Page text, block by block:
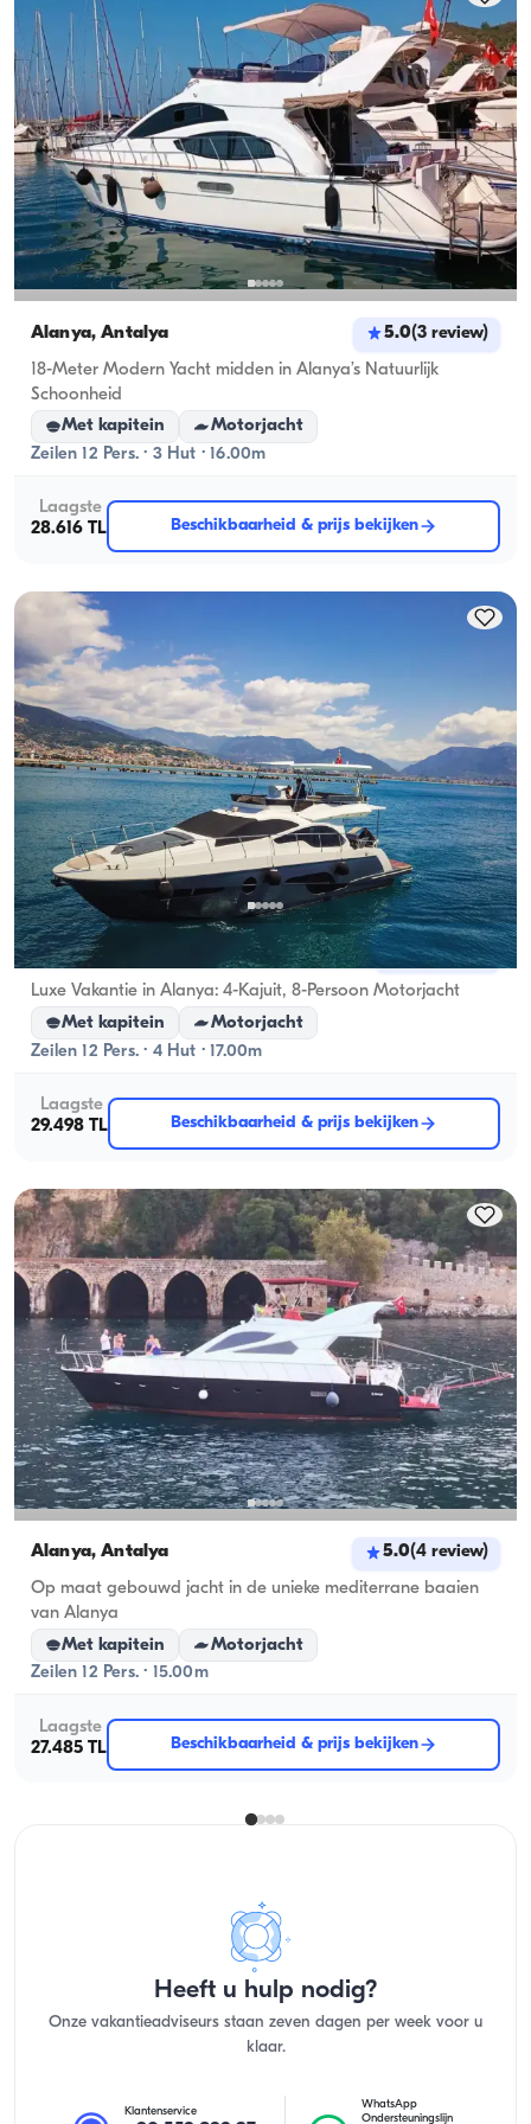
Alanya, Antalya 5.0(3 review)
18-Meter Modern Yacht midden in Alanya’s Natuurlijk
Schoonheid
Met kapitein
Motorjacht
Zeilen 12 Pers. · 3 Hut · 16.00m
Laagste
28.616 TL
Beschikbaarheid & prijs bekijken
Alanya, Antalya Nieuwe boot
Luxe Vakantie in Alanya: 4-Kajuit, 8-Persoon Motorjacht
Met kapitein
Motorjacht
Zeilen 12 Pers. · 4 Hut · 17.00m
Laagste
29.498 TL
Beschikbaarheid & prijs bekijken
Alanya, Antalya 5.0(4 review)
Op maat gebouwd jacht in de unieke mediterrane baaien
van Alanya
Met kapitein
Motorjacht
Zeilen 12 Pers. · 15.00m
Laagste
27.485 TL
Beschikbaarheid & prijs bekijken
Heeft u hulp nodig?
Onze vakantieadviseurs staan zeven dagen per week voor u
klaar.
Klantenservice
WhatsApp
Ondersteuningslijn